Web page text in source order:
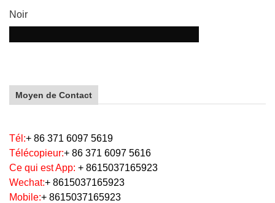
Noir
Moyen de Contact
Tél:+ 86 371 6097 5619
Télécopieur:+ 86 371 6097 5616
Ce qui est App: + 8615037165923
Wechat:+ 8615037165923
Mobile:+ 8615037165923